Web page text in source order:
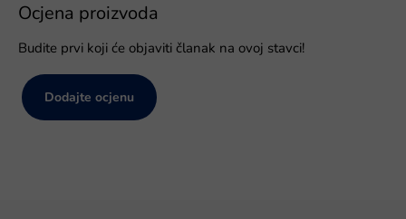
Ocjena proizvoda
Budite prvi koji će objaviti članak na ovoj stavci!
Dodajte ocjenu